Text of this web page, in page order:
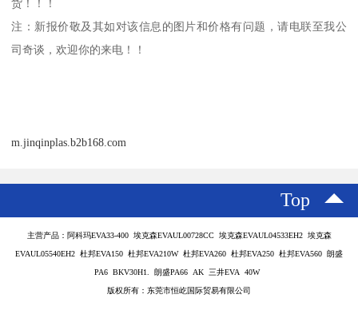
货！！！
注：新报价敬及其如对该信息的图片和价格有问题，请电联至我公
司奇谈，欢迎你的来电！！
m.jinqinplas.b2b168.com
Top
主营产品：阿科玛EVA33-400 埃克森EVAUL00728CC 埃克森EVAUL04533EH2 埃克森
EVAUL05540EH2 杜邦EVA150 杜邦EVA210W 杜邦EVA260 杜邦EVA250 杜邦EVA560 朗盛
PA6 BKV30H1. 朗盛PA66 AK 三井EVA 40W
版权所有：东莞市恒屹国际贸易有限公司